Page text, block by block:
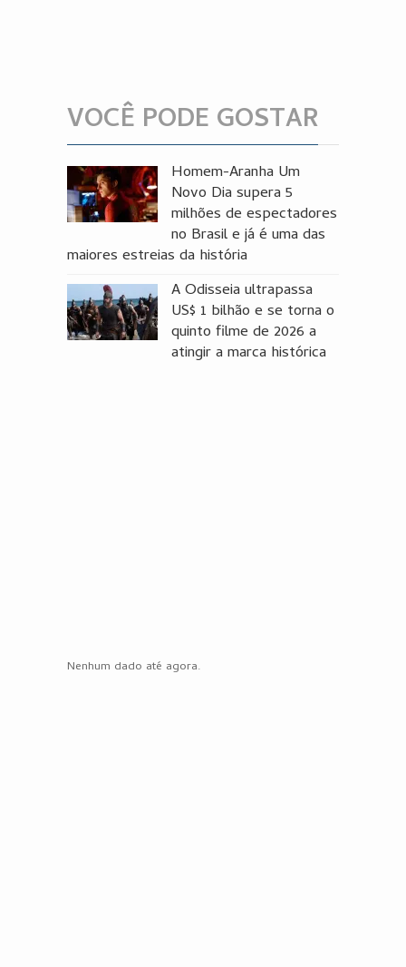
VOCÊ PODE GOSTAR
Homem-Aranha Um
Novo Dia supera 5
milhões de espectadores
no Brasil e já é uma das
maiores estreias da história
A Odisseia ultrapassa
US$ 1 bilhão e se torna o
quinto filme de 2026 a
atingir a marca histórica
Nenhum dado até agora.